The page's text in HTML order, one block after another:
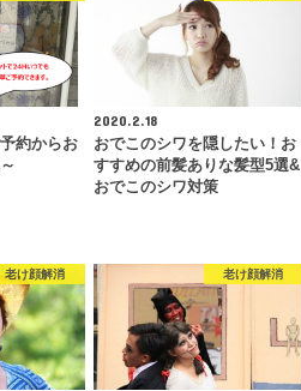
約からお
2020.2.18
おでこのシワを隠したい！お
すすめの前髪ありな髪型5選&
おでこのシワ対策
老け顔解消 老け顔解消